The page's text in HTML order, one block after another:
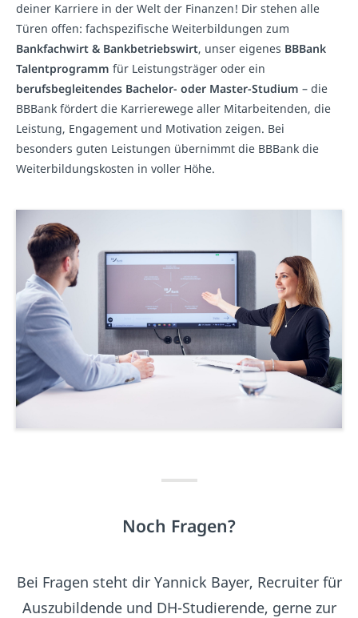
deiner Karriere in der Welt der Finanzen! Dir stehen alle
Türen offen: fachspezifische Weiterbildungen zum
Bankfachwirt & Bankbetriebswirt, unser eigenes BBBank
Talentprogramm für Leistungsträger oder ein
berufsbegleitendes Bachelor- oder Master-Studium – die
BBBank fördert die Karrierewege aller Mitarbeitenden, die
Leistung, Engagement und Motivation zeigen. Bei
besonders guten Leistungen übernimmt die BBBank die
Weiterbildungskosten in voller Höhe.
Noch Fragen?
Bei Fragen steht dir Yannick Bayer, Recruiter für
Auszubildende und DH-Studierende, gerne zur